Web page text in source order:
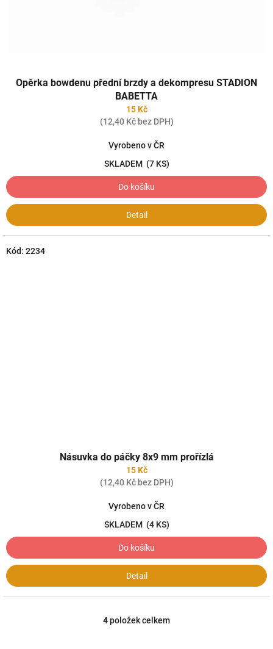
Opěrka bowdenu přední brzdy a dekompresu STADION
BABETTA
15 Kč
(12,40 Kč bez DPH)
Vyrobeno v ČR
SKLADEM (7 KS)
Do košíku
Detail
Násuvka do páčky 8x9 mm prořízlá
15 Kč
(12,40 Kč bez DPH)
Vyrobeno v ČR
SKLADEM (4 KS)
Do košíku
Detail
Kód: 2234
O
4položek celkem